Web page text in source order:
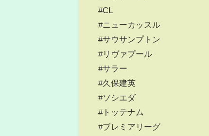
#CL
#ニューカッスル
#サウサンプトン
#リヴァプール
#サラー
#久保建英
#ソシエダ
#トッテナム
#プレミアリーグ